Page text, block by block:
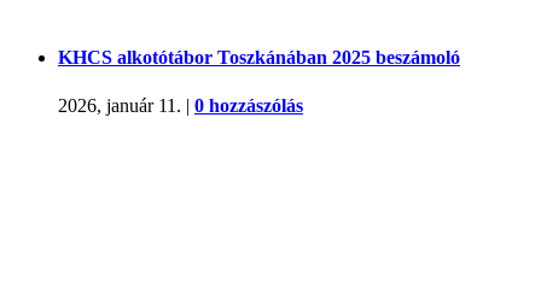
KHCS alkotótábor Toszkánában 2025 beszámoló
2026, január 11. | 0 hozzászólás